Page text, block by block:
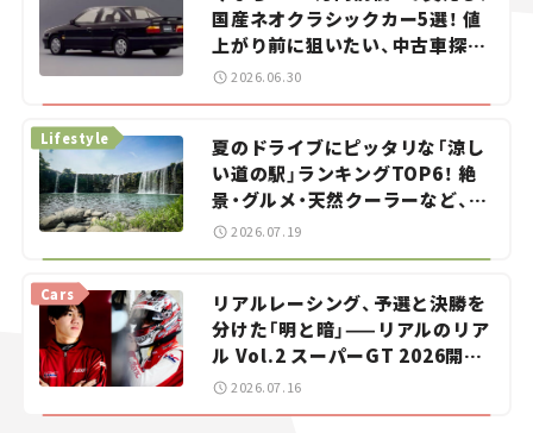
国産ネオクラシックカー5選！ 値
上がり前に狙いたい、中古車探し
をお手伝い――ちょっとイケてるマ
2026.06.30
夏のドライブにピッタリな「涼し
い道の駅」ランキングTOP6！ 絶
景・グルメ・天然クーラーなど、避
暑におすすめのスポットを紹介
Lifestyle
2026.07.19
リアルレーシング、予選と決勝を
分けた「明と暗」——リアルのリア
ル Vol.2 スーパーGT 2026開幕
戦 岡山国際サーキット
Cars
2026.07.16